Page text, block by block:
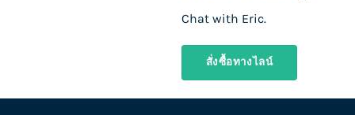
Chat with Eric.
สั่งซื้อทางไลน์